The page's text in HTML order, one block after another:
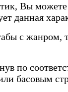
Вы
данная
с жанром,
по
басовым